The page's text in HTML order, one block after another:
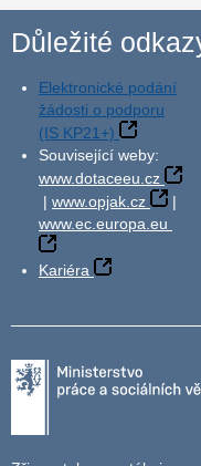
Důležité
Elektronické podání
žádosti o podporu
(IS KP21+)
Související weby:
www.dotaceeu.cz
| www.opjak.cz
|
www.ec.europa.eu
Kariéra